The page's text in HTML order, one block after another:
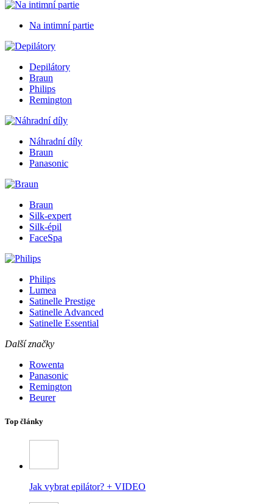
Na intimní partie
Depilátory
Braun
Philips
Remington
Náhradní díly
Braun
Panasonic
Braun
Silk-expert
Silk-épil
FaceSpa
Philips
Lumea
Satinelle Prestige
Satinelle Advanced
Satinelle Essential
Další značky
Rowenta
Panasonic
Remington
Beurer
Top články
Jak vybrat epilátor? + VIDEO